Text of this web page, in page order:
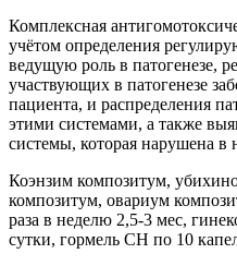
Комплексная
учётом определения
ведущую роль в патогенезе,
участвующих в патогенезе
пациента, и распределения
этими системами, а также
системы, которая нарушена в
Коэнзим композитум,
композитум, овариум
раза в неделю 2,5-3 мес,
сутки, гормель СН по 10